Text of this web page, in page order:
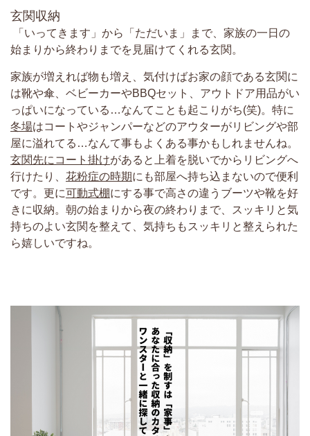
玄関収納
「いってきます」から「ただいま」まで、家族の一日の
始まりから終わりまでを見届けてくれる玄関。
家族が増えれば物も増え、気付けばお家の顔である玄関に
は靴や傘、ベビーカーやBBQセット、アウトドア用品がい
っぱいになっている…なんてことも起こりがち(笑)。特に
冬場はコートやジャンパーなどのアウターがリビングや部
屋に溢れてる…なんて事もよくある事かもしれませんね。
玄関先にコート掛けがあると上着を脱いでからリビングへ
行けたり、 花粉症の時期にも部屋へ持ち込まないので便利
です。更に可動式棚にする事で高さの違うブーツや靴を好
きに収納。朝の始まりから夜の終わりまで、スッキリと気
持ちのよい玄関を整えて、気持ちもスッキリと整えられた
ら嬉しいですね。